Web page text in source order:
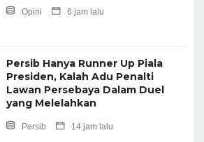
Opini 6 jam lalu
Persib Hanya Runner Up Piala
Presiden, Kalah Adu Penalti
Lawan Persebaya Dalam Duel
yang Melelahkan
Persib 14 jam lalu